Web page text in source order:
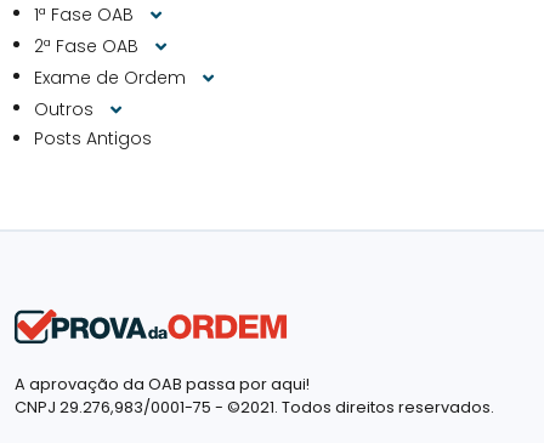
1ª Fase OAB
2ª Fase OAB
Exame de Ordem
Outros
Posts Antigos
A aprovação da OAB passa por aqui!
CNPJ 29.276,983/0001-75 - ©2021. Todos direitos reservados.